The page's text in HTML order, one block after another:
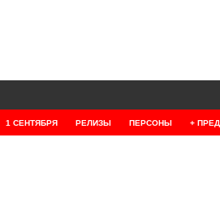
1 СЕНТЯБРЯ РЕЛИЗЫ ПЕРСОНЫ +